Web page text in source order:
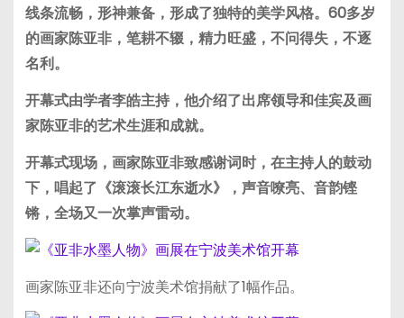
线条流畅，形神兼备，形成了独特的美学风格。60多岁
的画家陈亚非，笔耕不辍，精力旺盛，不问得失，不逐
名利。
开幕式由学者李皓主持，他介绍了出席领导和佳宾及画
家陈亚非的艺术生涯和成就。
开幕式现场，画家陈亚非致感谢词时，在主持人的鼓动
下，唱起了《滚滚长江东逝水》，声音嘹亮、音韵铿
锵，全场又一次掌声雷动。
画家陈亚非还向宁波美术馆捐献了1幅作品。